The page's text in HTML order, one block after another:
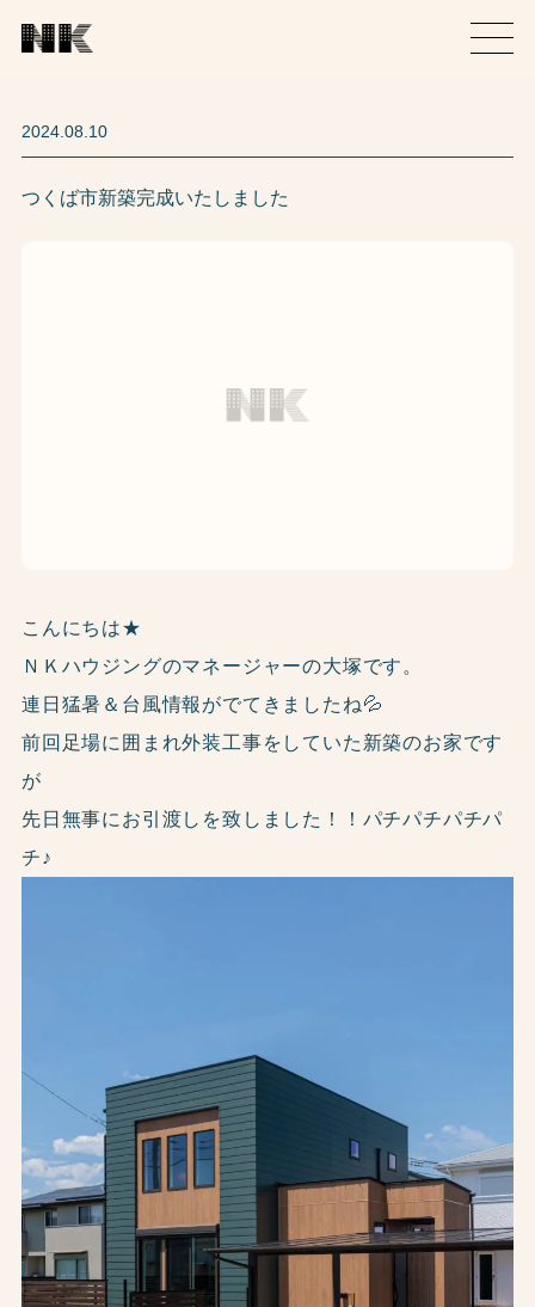
2024.08.10
つくば市新築完成いたしました
こんにちは★
ＮＫハウジングのマネージャーの大塚です。
連日猛暑＆台風情報がでてきましたね💦
前回足場に囲まれ外装工事をしていた新築のお家です
が
先日無事にお引渡しを致しました！！パチパチパチパ
チ♪